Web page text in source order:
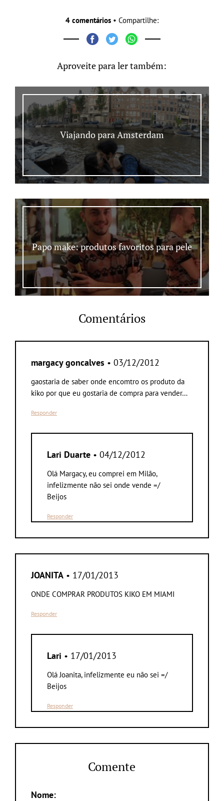
4 comentários • Compartilhe:
Aproveite para ler também:
Viajando para Amsterdam
Papo make: produtos favoritos para pele
Comentários
margacy goncalves • 03/12/2012
gaostaria de saber onde encomtro os produto da
kiko por que eu gostaria de compra para vender…
Responder
Lari Duarte • 04/12/2012
Olá Margacy, eu comprei em Milão,
infelizmente não sei onde vende =/
Beijos
Responder
JOANITA • 17/01/2013
ONDE COMPRAR PRODUTOS KIKO EM MIAMI
Responder
Lari • 17/01/2013
Olá Joanita, infelizmente eu não sei =/
Beijos
Responder
Comente
Nome: